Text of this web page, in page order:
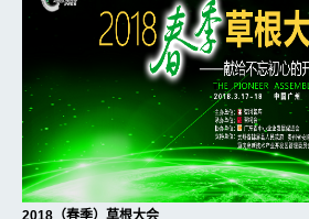
2018（春季）草根大会